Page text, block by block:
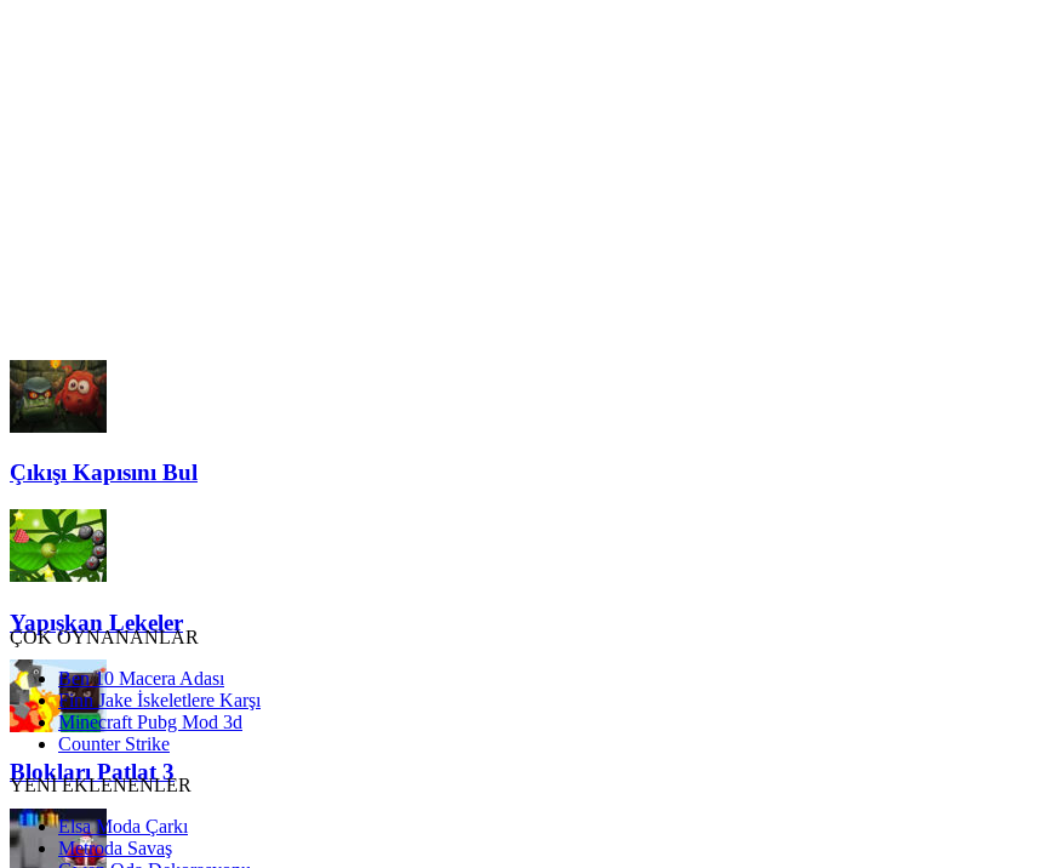
Çıkışı Kapısını Bul
Yapışkan Lekeler
Blokları Patlat 3
ÇOK OYNANANLAR
Ben 10 Macera Adası
Finn Jake İskeletlere Karşı
Minecraft Pubg Mod 3d
Counter Strike
YENİ EKLENENLER
Elsa Moda Çarkı
Metroda Savaş